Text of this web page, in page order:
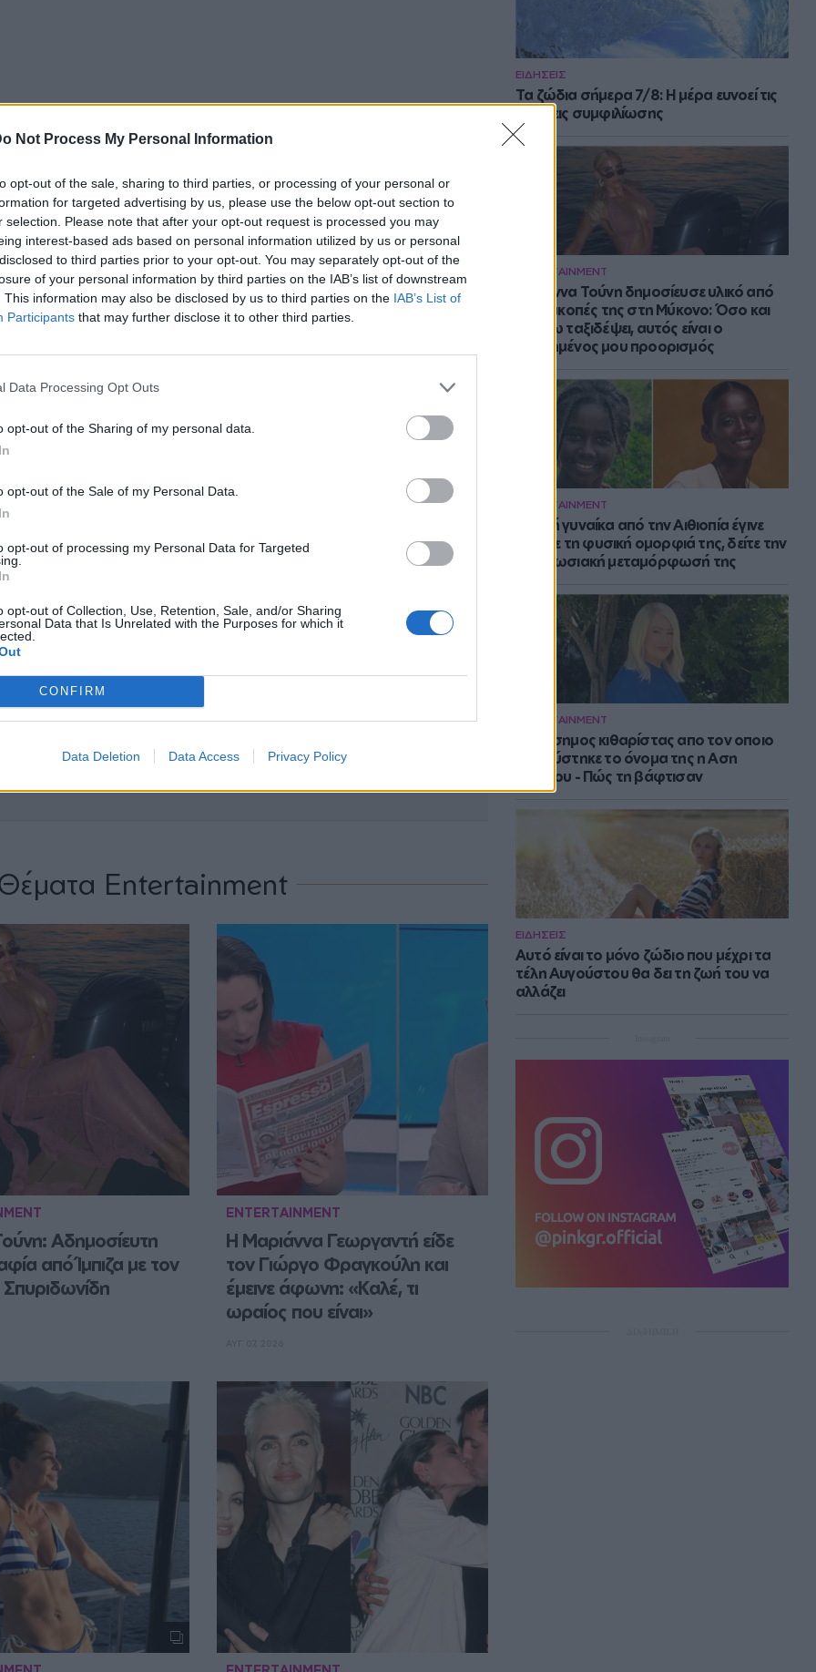
Not Process My Personal Information
opt-out of the sale, sharing to third parties, or processing of your personal or
for targeted advertising by us, please use the below opt-out section to
selection. Please note that after your opt-out request is processed you may
interest-based ads based on personal information utilized by us or personal
to third parties prior to your opt-out. You may separately opt-out of the
of your personal information by third parties on the IAB’s list of downstream
This information may also be disclosed by us to third parties on the IAB’s List of
Participants that may further disclose it to other third parties.
Data Processing Opt Outs
opt-out of the Sharing of my personal data.
opt-out of the Sale of my Personal Data.
opt-out of processing my Personal Data for Targeted
opt-out of Collection, Use, Retention, Sale, and/or Sharing
Data that Is Unrelated with the Purposes for which it
CONFIRM
Data Deletion Data Access Privacy Policy
ΕΙΔΗΣΕΙΣ
Τα ζώδια σήμερα 7/8: Η μέρα ευνοεί τις
κινήσεις συμφιλίωσης
ENTERTAINMENT
Η Ιωάννα Τούνη δημοσίευσε υλικό από
τις διακοπές της στη Μύκονο: Όσο και
αν έχω ταξιδέψει, αυτός είναι ο
αγαπημένος μου προορισμός
ENTERTAINMENT
Νεαρή γυναίκα από την Αιθιοπία έγινε
viral με τη φυσική ομορφιά της, δείτε την
εντυπωσιακή μεταμόρφωσή της
ENTERTAINMENT
Ο διάσημος κιθαρίστας απο τον οποιο
εμπνεύστηκε το όνομα της η Αση
Μπήλιου - Πώς τη βάφτισαν
ΕΙΔΗΣΕΙΣ
Αυτό είναι το μόνο ζώδιο που μέχρι τα
τέλη Αυγούστου θα δει τη ζωή του να
αλλάζει
Google Newsκαι μάθετε πρώτοιτα πιο hot
στοInstagram
ΔΙΑΦΗΜΙΣΗ
Entertainment
Αδημοσίευτη
από Ίμπιζα με τον
ENTERTAINMENT
Η Μαριάννα Γεωργαντή είδε
τον Γιώργο Φραγκούλη και
έμεινε άφωνη: «Καλέ, τι
ωραίος που είναι»